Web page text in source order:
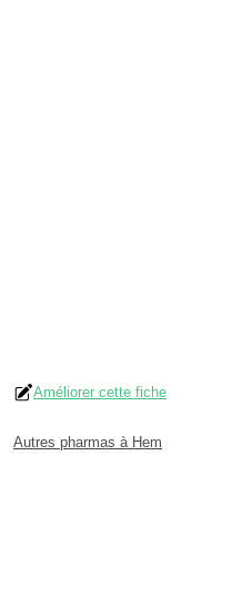
Améliorer cette fiche
Autres pharmas à Hem